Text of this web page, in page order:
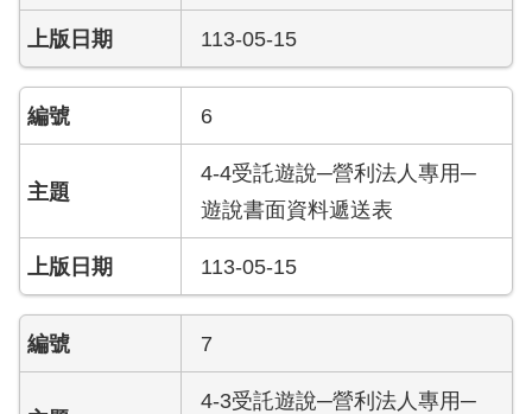
影
音
專
區
檔
應
用
榮
譽
113-05-15
6
4-4受託遊說─營利法人專用─
遊說書面資料遞送表
113-05-15
7
4-3受託遊說─營利法人專用─